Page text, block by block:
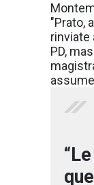
"Prato,
rinviate
PD,